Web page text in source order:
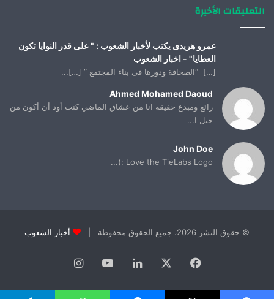
التعليقات الأخيرة
عمرو هريدى يكتب لأخبار الشعوب : " على قدر النوايا تكون
العطايا" - اخبار الشعوب
[…] “الصحافة ودورها فى بناء المجتمع “ […]...
Ahmed Mohamed Daoud
رائع ومبدع حقيقه انا من عشاق الماضي كنت أود أن أكون من
جيل ا...
John Doe
Love the TieLabs Logo :)...
© حقوق النشر 2026، جميع الحقوق محفوظة | أخبار الشعوب
فيسبوك لينكدإن يوتيوب